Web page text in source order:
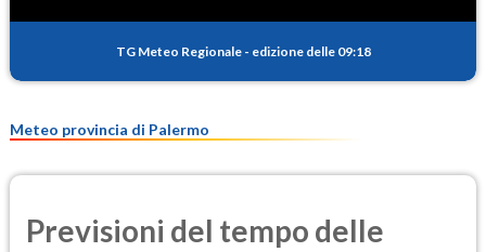
TG Meteo Regionale - edizione delle 09:18
Meteo provincia di Palermo
Previsioni del tempo delle